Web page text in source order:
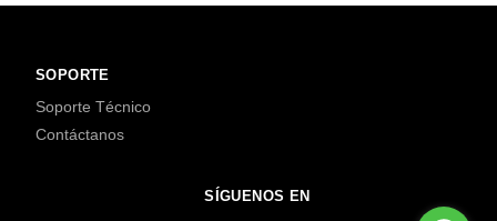
SOPORTE
Soporte Técnico
Contáctanos
SÍGUENOS EN